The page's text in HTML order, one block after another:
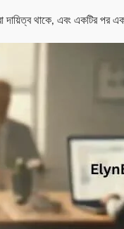
থাকে, এবং একটির পর